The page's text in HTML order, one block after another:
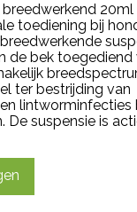
20ml
toediening bij
de bek toegediend
ter bestrijding van
lintworminfecties
suspensie is